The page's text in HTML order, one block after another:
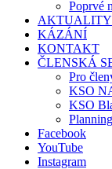
Poprvé
AKTUALITY
KÁZÁNÍ
KONTAKT
ČLENSKÁ
Pro
KSO
KSO
Facebook
YouTube
Instagram